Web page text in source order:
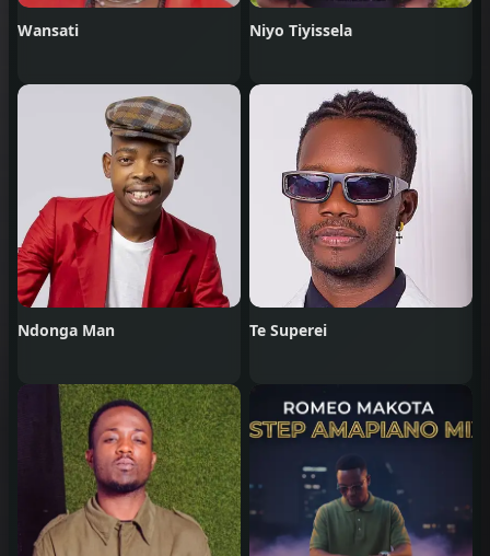
Wansati Niyo Tiyissela
Ndonga Man Te Superei